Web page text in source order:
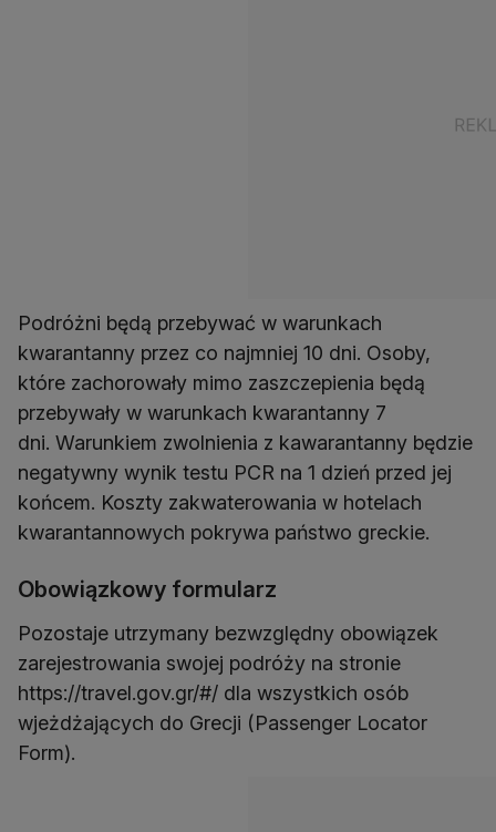
Podróżni będą przebywać w warunkach
kwarantanny przez co najmniej 10 dni. Osoby,
które zachorowały mimo zaszczepienia będą
przebywały w warunkach kwarantanny 7
dni. Warunkiem zwolnienia z kawarantanny będzie
negatywny wynik testu PCR na 1 dzień przed jej
końcem. Koszty zakwaterowania w hotelach
kwarantannowych pokrywa państwo greckie.
Obowiązkowy formularz
Pozostaje utrzymany bezwzględny obowiązek
zarejestrowania swojej podróży na stronie
https://travel.gov.gr/#/ dla wszystkich osób
wjeżdżających do Grecji (Passenger Locator
Form).